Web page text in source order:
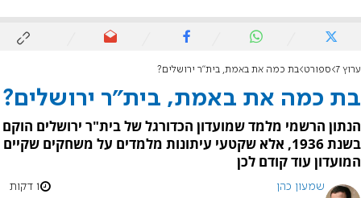
ערוץ 7 ספורט בת כמה את באמת, בית"ר ירושלים?
בת כמה את באמת, בית"ר ירושלים?
הנתון הרשמי מלמד שמועדון הכדורגל של בית"ר ירושלים הוקם
בשנת 1936, אלא שקטעי עיתונות מלמדים על משחקים שקיים
המועדון עוד קודם לכן
שמעון כהן 1 דקות